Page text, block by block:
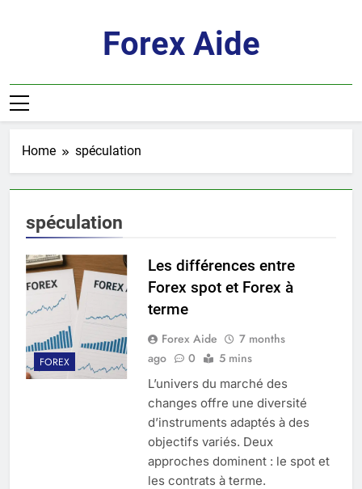
Forex Aide
Home spéculation
spéculation
FOREX
Les différences entre
Forex spot et Forex à
terme
Forex Aide
7 months
ago
0 5 mins
L’univers du marché des
changes offre une diversité
d’instruments adaptés à des
objectifs variés. Deux
approches dominent : le spot et
les contrats à terme.